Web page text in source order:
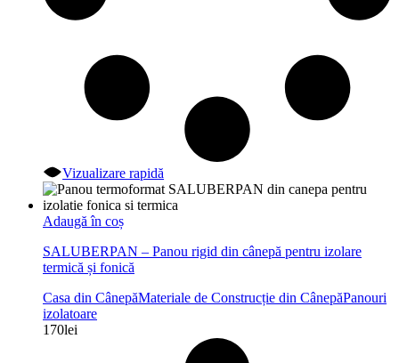
Vizualizare rapidă
Adaugă în coș
SALUBERPAN – Panou rigid din cânepă pentru izolare
termică și fonică
Casa din CânepăMateriale de Construcție din CânepăPanouri
izolatoare
170lei